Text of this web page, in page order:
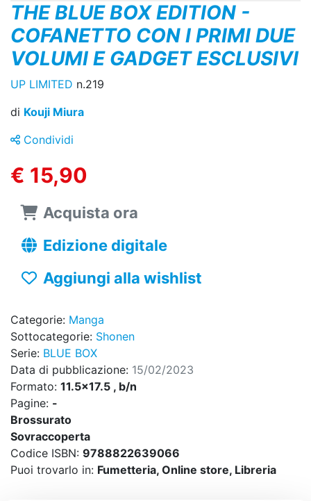
THE BLUE BOX EDITION -
COFANETTO CON I PRIMI DUE
VOLUMI E GADGET ESCLUSIVI
UP LIMITED n.219
di Kouji Miura
Condividi
€ 15,90
Acquista ora
Edizione digitale
Aggiungi alla wishlist
Categorie: Manga
Sottocategorie: Shonen
Serie: BLUE BOX
Data di pubblicazione: 15/02/2023
Formato: 11.5x17.5 , b/n
Pagine: -
Brossurato
Sovraccoperta
Codice ISBN: 9788822639066
Puoi trovarlo in: Fumetteria, Online store, Libreria